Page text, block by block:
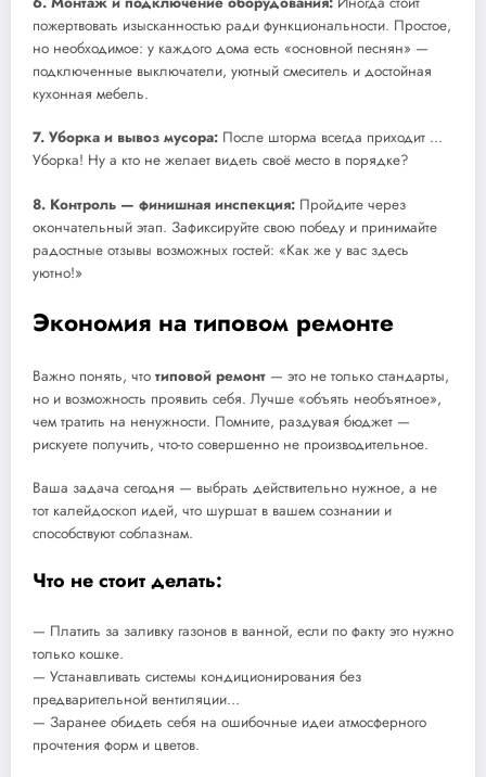
пожертвовать изысканностью ради функциональности. Простое,
но необходимое: у каждого дома есть «основной песнян» —
подключенные выключатели, уютный смеситель и достойная
кухонная мебель.
7. Уборка и вывоз мусора: После шторма всегда приходит …
Уборка! Ну а кто не желает видеть своё место в порядке?
8. Контроль — финишная инспекция: Пройдите через
окончательный этап. Зафиксируйте свою победу и принимайте
радостные отзывы возможных гостей: «Как же у вас здесь
уютно!»
Экономия на типовом ремонте
Важно понять, что типовой ремонт — это не только стандарты,
но и возможность проявить себя. Лучше «объять необъятное»,
чем тратить на ненужности. Помните, раздувая бюджет —
рискуете получить, что-то совершенно не производительное.
Ваша задача сегодня — выбрать действительно нужное, а не
тот калейдоскоп идей, что шуршат в вашем сознании и
способствуют соблазнам.
Что не стоит делать:
— Платить за заливку газонов в ванной, если по факту это нужно
только кошке.
— Устанавливать системы кондиционирования без
предварительной вентиляции…
— Заранее обидеть себя на ошибочные идеи атмосферного
прочтения форм и цветов.